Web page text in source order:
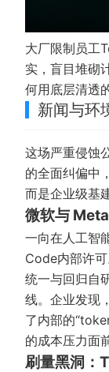
大厂限制员工
实，盲目堆砌
何用底层清透
新闻与环
这场严重侵蚀
的全面纠偏中
而是企业级基
微软与
一向在人工智
Code内部许
统一与回归自
线。企业发现
了内部的
的成本压力面
刷量黑洞：